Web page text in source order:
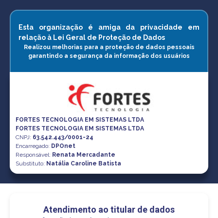
Esta organização é amiga da privacidade em
relação à Lei Geral de Proteção de Dados
Realizou melhorias para a proteção de dados pessoais
garantindo a segurança da informação dos usuários
FORTES TECNOLOGIA EM SISTEMAS LTDA
FORTES TECNOLOGIA EM SISTEMAS LTDA
CNPJ: 63.542.443/0001-24
Encarregado: DPOnet
Responsável: Renata Mercadante
Substituto: Natália Caroline Batista
Atendimento ao titular de dados